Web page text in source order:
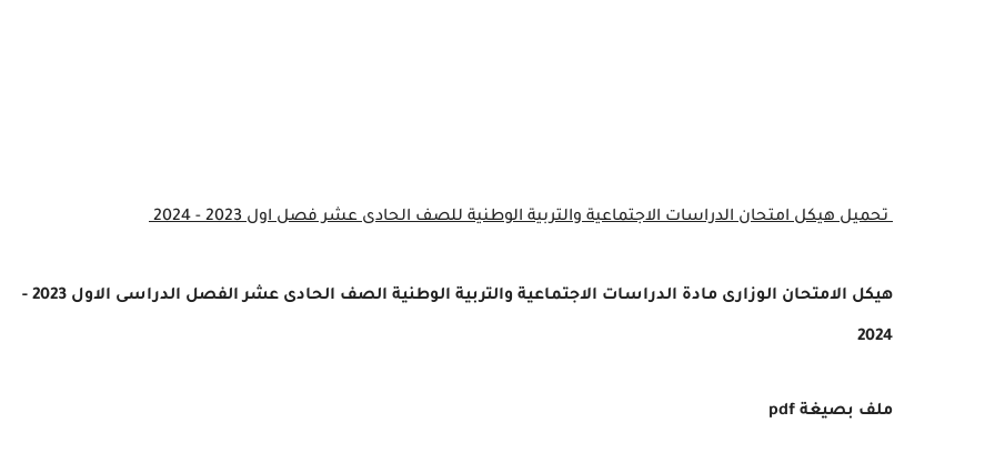
تحميلهيكل امتحانالدراسات الاجتماعية والتربية الوطنية للصفالحادى عشرفصل اول 2023 - 2024
هيكل الامتحان الوزارى مادة الدراسات الاجتماعية والتربية الوطنية الصف الحادى عشر الفصل الدراسى الاول 2023 -
2024
ملف بصيغة pdf